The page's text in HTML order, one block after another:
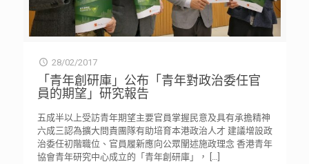
28/02/2017
「青年創研庫」公布「青年對政治委任官
員的期望」研究報告
五成半以上受訪青年期望主要官員掌握民意及具有承擔精神
六成三認為擴大問責團隊有助培育本港政治人才 建議增設政
治委任初階職位、官員履新應向公眾闡述施政理念 香港青年
協會青年研究中心成立的「青年創研庫」，
[…]